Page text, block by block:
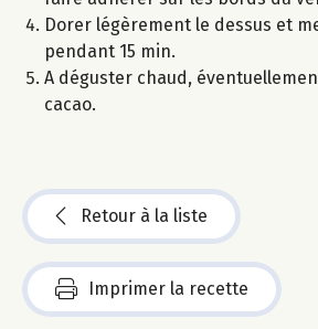
Dorer légèrement le dessus et
pendant 15 min.
A déguster chaud,
cacao.
Retour à la liste
Imprimer la recette